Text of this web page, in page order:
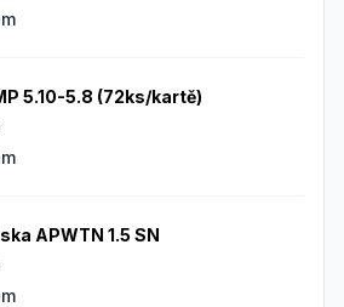
5.10-5.8 (72ks/kartě)
APWTN 1.5 SN